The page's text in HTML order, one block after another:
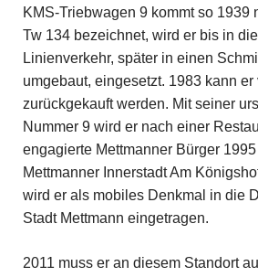
KMS-Triebwagen 9 kommt so 1939
Tw 134 bezeichnet, wird er bis in
Linienverkehr, später in einen
umgebaut, eingesetzt. 1983 kann er
zurückgekauft werden. Mit seiner
Nummer 9 wird er nach einer
engagierte Mettmanner Bürger
Mettmanner Innerstadt Am
wird er als mobiles Denkmal in die
Stadt Mettmann eingetragen.
2011 muss er an diesem Standort